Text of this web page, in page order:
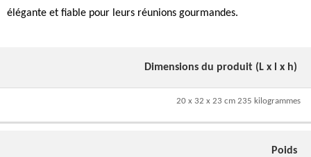
élégante et fiable pour leurs réunions gourmandes.
Dimensions du produit (L x l x h)
20 x 32 x 23 cm 235 kilogrammes
Poids